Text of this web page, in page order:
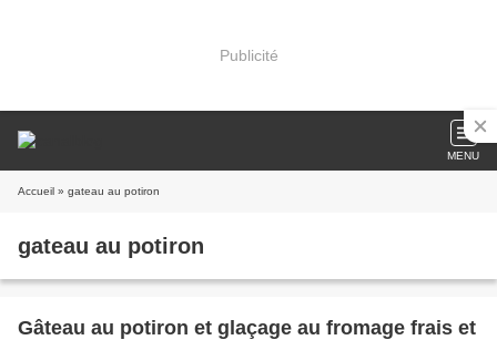
Publicité
MENU
Accueil » gateau au potiron
gateau au potiron
Gâteau au potiron et glaçage au fromage frais et